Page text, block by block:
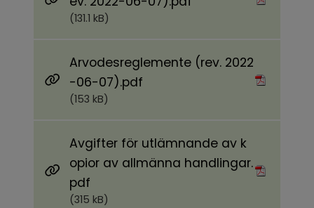
(131.1 kB)
Arvodesreglemente (rev. 2022
-06-07).pdf
(153 kB)
Avgifter för utlämnande av k
opior av allmänna handlingar.
pdf
(315 kB)